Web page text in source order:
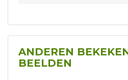
ANDEREN
BEELDEN